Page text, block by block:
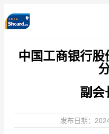
中国工商银行
副会
发布日期：